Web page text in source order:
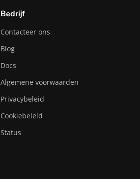
Bedrijf
Contacteer ons
Blog
Docs
Algemene voorwaarden
Privacybeleid
Cookiebeleid
Status